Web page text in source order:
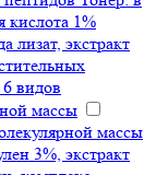
кислота 1%
лизат, экстракт
видов
массы
массы
3%, экстракт